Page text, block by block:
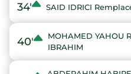
34' SAID IDRICI
40'
MOHAMED YAHOU
IBRAHIM